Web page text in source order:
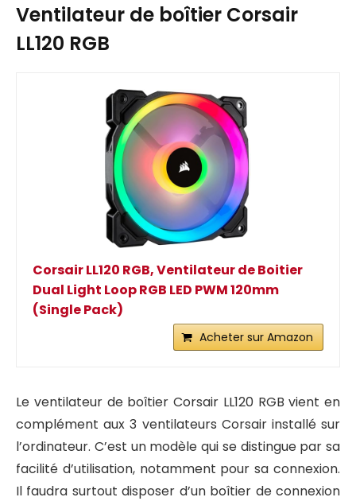
Ventilateur de boîtier Corsair
LL120 RGB
Corsair LL120 RGB, Ventilateur de Boitier
Dual Light Loop RGB LED PWM 120mm
(Single Pack)
Acheter sur Amazon
Le ventilateur de boîtier Corsair LL120 RGB vient en
complément aux 3 ventilateurs Corsair installé sur
l’ordinateur. C’est un modèle qui se distingue par sa
facilité d’utilisation, notamment pour sa connexion.
Il faudra surtout disposer d’un boîtier de connexion